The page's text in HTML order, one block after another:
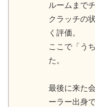
ルームまで
クラッチの
く評価。
ここで「う
た。
最後に来た
ーラー出身